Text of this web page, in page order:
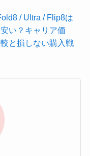
/ Ultra / Flip8は
い？キャリア価
と損しない購入戦